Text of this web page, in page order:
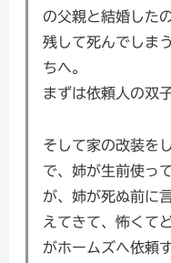
の父親と結婚した
残して死んでしま
ちへ。
まずは依頼人の双
そして家の改装を
で、姉が生前使っ
が、姉が死ぬ前に
えてきて、怖くて
がホームズへ依頼